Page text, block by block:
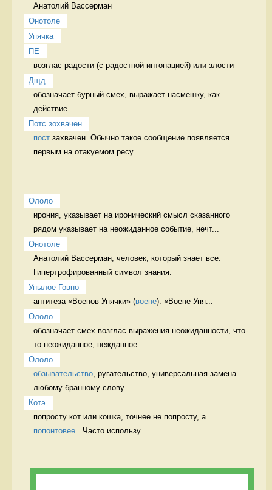
Анатолий Вассерман
Онотоле
Упячка
ПЕ
возглас радости (с радостной интонацией) или злости
Дщд
обозначает бурный смех, выражает насмешку, как
действие
Потс зохвачен
пост захвачен. Обычно такое сообщение появляется
первым на отакуемом ресу...
Ололо
ирония, указывает на иронический смысл сказанного
рядом указывает на неожиданное событие, нечт...
Онотоле
Анатолий Вассерман, человек, который знает все.
Гипертрофированный символ знания.
Унылое Говно
антитеза «Военов Упячки» (воене). «Воене Упя...
Ололо
обозначает смех возглас выражения неожиданности, что-
то неожиданное, нежданное
Ололо
обзывательство , ругательство, универсальная замена
любому бранному слову
Котэ
попонтовее .  Часто использу...